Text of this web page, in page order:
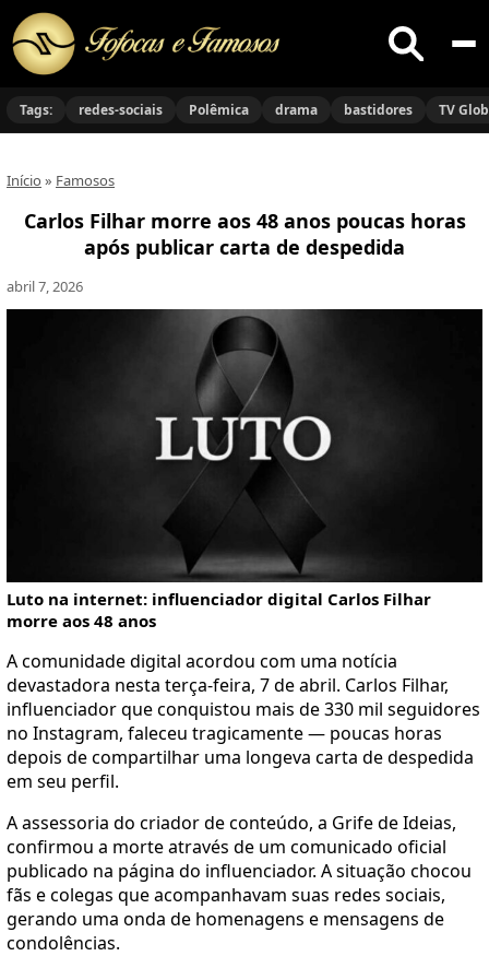
Buscar
no
Tags: redes-sociais Polêmica drama bastidores TV
Início » Famosos
Carlos Filhar morre aos 48 anos poucas horas
após publicar carta de despedida
abril 7, 2026
Luto na internet: influenciador digital Carlos Filhar
morre aos 48 anos
A comunidade digital acordou com uma notícia
devastadora nesta terça-feira, 7 de abril. Carlos Filhar,
influenciador que conquistou mais de 330 mil seguidores
no Instagram, faleceu tragicamente — poucas horas
depois de compartilhar uma longeva carta de despedida
em seu perfil.
A assessoria do criador de conteúdo, a Grife de Ideias,
confirmou a morte através de um comunicado oficial
publicado na página do influenciador. A situação chocou
fãs e colegas que acompanhavam suas redes sociais,
gerando uma onda de homenagens e mensagens de
condolências.